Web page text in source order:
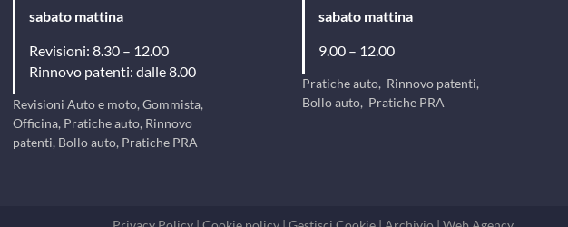
sabato mattina
Revisioni: 8.30 – 12.00
Rinnovo patenti: dalle 8.00
Revisioni Auto e moto, Gommista,
Officina, Pratiche auto, Rinnovo
patenti, Bollo auto, Pratiche PRA
sabato mattina
9.00 – 12.00
Pratiche auto, Rinnovo patenti,
Bollo auto, Pratiche PRA